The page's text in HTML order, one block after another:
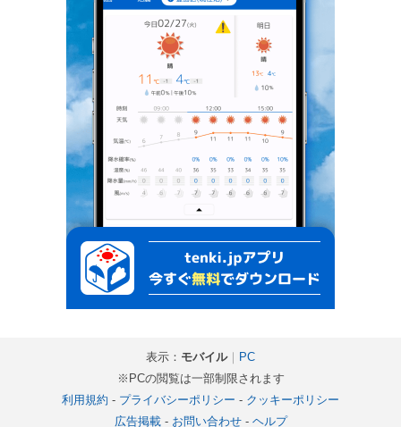
表示： モバイル｜
PC
※PCの閲覧は一部制限されます
利用規約 - プライバシーポリシー - クッキーポリシー
広告掲載- お問い合わせ- ヘルプ